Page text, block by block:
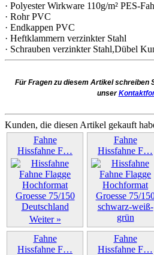
· Polyester Wirkware 110g/m² PES-
· Rohr PVC
· Endkappen PVC
· Heftklammern verzinkter Stahl
· Schrauben verzinkter Stahl,Dübel
Für Fragen zu diesem Artikel schreiben
unser
Kunden, die diesen Artikel gekauft
Fahne
Hissfahne F…
Weiter »
Fahne
Hissfahne F…
Weiter »
Fahne
Hissfahne F…
Fahne
Hissfahne F…